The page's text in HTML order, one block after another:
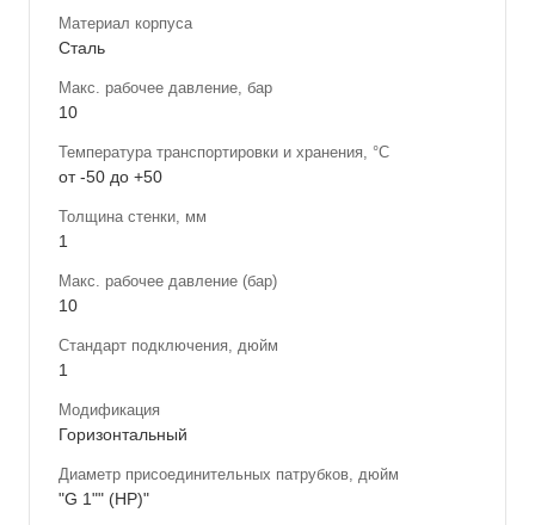
Материал корпуса
Сталь
Макс. рабочее давление, бар
10
Температура транспортировки и хранения, °С
от -50 до +50
Толщина стенки, мм
1
Макс. рабочее давление (бар)
10
Стандарт подключения, дюйм
1
Модификация
Горизонтальный
Диаметр присоединительных патрубков, дюйм
"G 1"" (НР)"